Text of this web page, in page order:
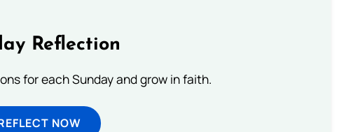
Reflection
for each Sunday and grow in faith.
NOW